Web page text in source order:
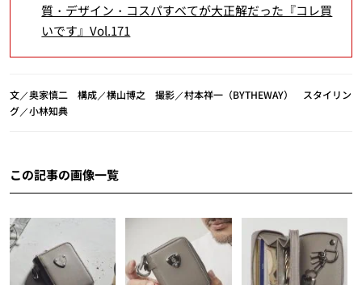
質・デザイン・コスパすべてが大正解だった『コレ買
いです』Vol.171
文／奥家慎二 構成／横山博之 撮影／村本祥一（BYTHEWAY） スタイリン
グ／小林知典
この記事の画像一覧